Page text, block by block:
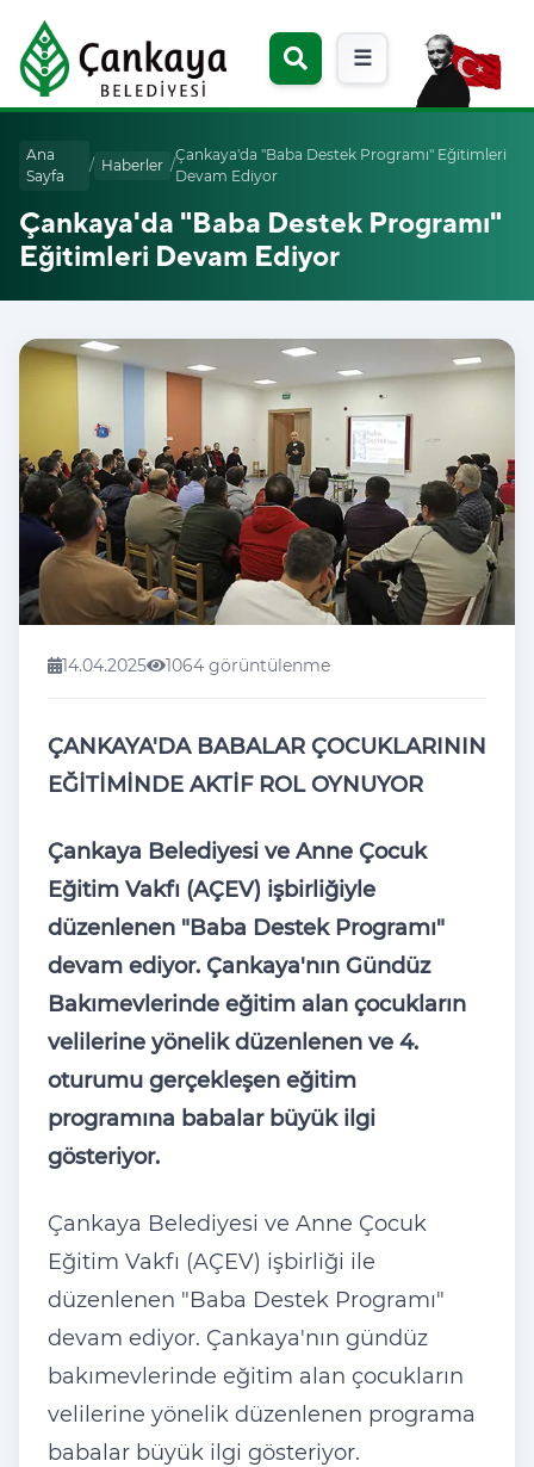
☰
Ana
Sayfa
/ Haberler /
Çankaya'da "Baba Destek Programı" Eğitimleri
Devam Ediyor
Çankaya'da "Baba Destek Programı"
Eğitimleri Devam Ediyor
14.04.2025 1064 görüntülenme
ÇANKAYA'DA BABALAR ÇOCUKLARININ
EĞİTİMİNDE AKTİF ROL OYNUYOR
Çankaya Belediyesi ve Anne Çocuk
Eğitim Vakfı (AÇEV) işbirliğiyle
düzenlenen "Baba Destek Programı"
devam ediyor. Çankaya'nın Gündüz
Bakımevlerinde eğitim alan çocukların
velilerine yönelik düzenlenen ve 4.
oturumu gerçekleşen eğitim
programına babalar büyük ilgi
gösteriyor.
Çankaya Belediyesi ve Anne Çocuk
Eğitim Vakfı (AÇEV) işbirliği ile
düzenlenen "Baba Destek Programı"
devam ediyor. Çankaya'nın gündüz
bakımevlerinde eğitim alan çocukların
velilerine yönelik düzenlenen programa
babalar büyük ilgi gösteriyor.